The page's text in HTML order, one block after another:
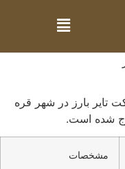
بارز در شهر قره
شده است.
مشخصات